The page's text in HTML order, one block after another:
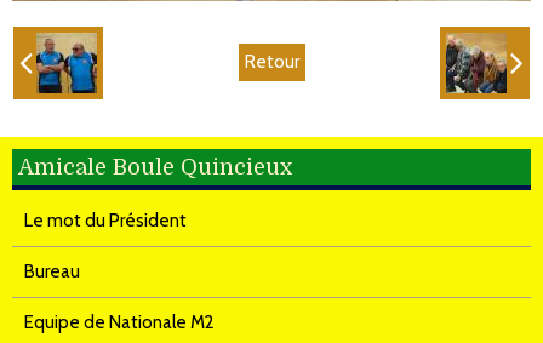
Retour
Amicale Boule Quincieux
Le mot du Président
Bureau
Equipe de Nationale M2